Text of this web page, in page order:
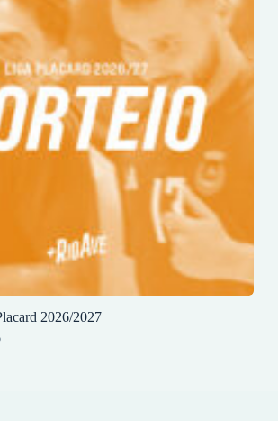
2026/2027